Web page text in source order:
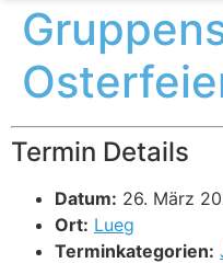
Termin Details
Datum: 26. März
Ort: Lueg
Terminkategorien: